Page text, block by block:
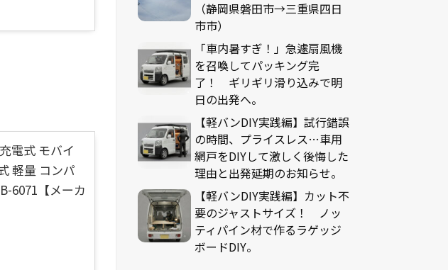
電式 モバイ
軽量 コンパ
6071【メーカ
（静岡県磐田市→三重県四日
市市）
「車内暑すぎ！」急遽扇風機
を召喚してパッキング完
了！ ギリギリ滑り込みで明
日の出発へ。
【軽バンDIY実践編】試行錯誤
の時間、プライスレス…車用
網戸をDIYして激しく後悔した
理由と出発延期のお知らせ。
【軽バンDIY実践編】カット不
要のジャストサイズ！ ノッ
ティパイン材で作るラゲッジ
ボードDIY。